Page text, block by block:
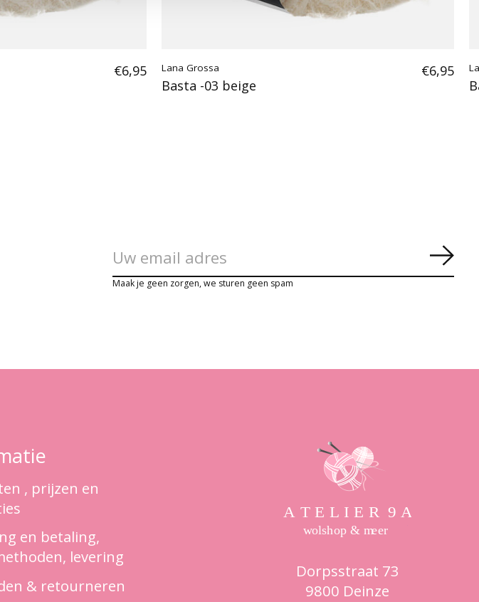
€6,95 Lana Grossa
Basta -03 beige
€6,95
Maak je geen zorgen, we sturen geen spam
, prijzen en
en betaling,
levering
& retourneren
Dorpsstraat 73
9800 Deinze